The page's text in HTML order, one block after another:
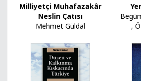
Milliyetçi Muhafazakâr
Neslin Çatısı
Mehmet Güldal
,